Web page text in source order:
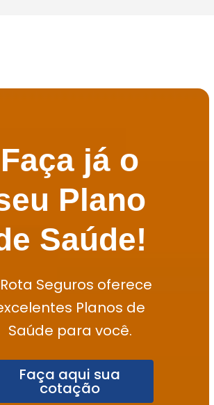
Faça já o
Plano
Saúde!
Seguros oferece
Planos de
Saúde para você.
Faça aqui sua
cotação